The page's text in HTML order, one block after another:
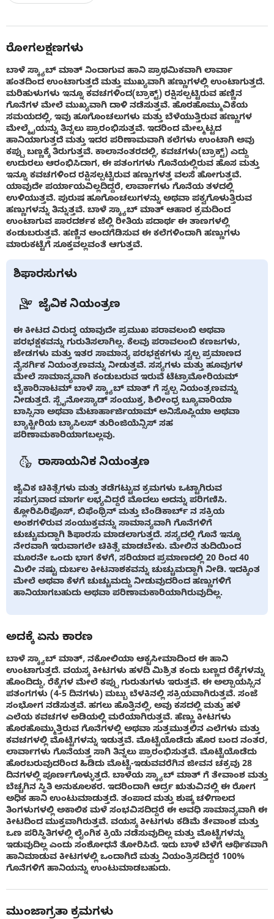
ರೋಗಲಕ್ಷಣಗಳು
ಬಾಳೆ ಸ್ಕ್ಯಾಬ್ ಮಾತ್ ನಿಂದಾಗುವ ಹಾನಿ ಪ್ರಾಥಮಿಕವಾಗಿ ಲಾರ್ವಾ
ಹಂತದಿಂದ ಉಂಟಾಗುತ್ತದೆ ಮತ್ತು ಮುಖ್ಯವಾಗಿ ಹಣ್ಣುಗಳಲ್ಲಿ ಉಂಟಾಗುತ್ತದೆ.
ಮರಿಹುಳುಗಳು ಇನ್ನೂ ಕವಚಗಳಿಂದ(ಬ್ರಾಕ್ಟ್) ರಕ್ಷಿಸಲ್ಪಟ್ಟಿರುವ ಹಣ್ಣಿನ
ಗೊನೆಗಳ ಮೇಲೆ ಮುಖ್ಯವಾಗಿ ದಾಳಿ ನಡೆಸುತ್ತವೆ. ಹೊರಹೊಮ್ಮುವಿಕೆಯ
ಸಮಯದಲ್ಲಿ, ಇವು ಹೂಗೊಂಚಲುಗಳು ಮತ್ತು ಬೆಳೆಯುತ್ತಿರುವ ಹಣ್ಣುಗಳ
ಮೇಲ್ಮೈಯನ್ನು ತಿನ್ನಲು ಪ್ರಾರಂಭಿಸುತ್ತವೆ. ಇದರಿಂದ ಮೇಲ್ಮಟ್ಟದ
ಹಾನಿಯಾಗುತ್ತದೆ ಮತ್ತು ಇದರ ಪರಿಣಾಮವಾಗಿ ಕಲೆಗಳು ಉಂಟಾಗಿ ಅವು
ಕಪ್ಪು ಬಣ್ಣಕ್ಕೆ ತಿರುಗುತ್ತವೆ. ಕಾಲಾನಂತರದಲ್ಲಿ, ಕವಚಗಳು(ಬ್ರಾಕ್ಟ್) ಎದ್ದು
ಉದುರಲು ಆರಂಭಿಸಿದಾಗ, ಈ ಪತಂಗಗಳು ಗೊನೆಯಲ್ಲಿರುವ ಹೊಸ ಮತ್ತು
ಇನ್ನೂ ಕವಚಗಳಿಂದ ರಕ್ಷಿಸಲ್ಪಟ್ಟಿರುವ ಹಣ್ಣುಗಳತ್ತ ವಲಸೆ ಹೋಗುತ್ತವೆ.
ಯಾವುದೇ ಪರ್ಯಾಯವಿಲ್ಲದಿದ್ದರೆ, ಲಾರ್ವಾಗಳು ಗೊನೆಯ ತಳದಲ್ಲಿ
ಉಳಿಯುತ್ತವೆ. ಪುರುಷ ಹೂಗೊಂಚಲುಗಳನ್ನು ಅಥವಾ ಪಕ್ವಗೊಳುತ್ತಿರುವ
ಹಣ್ಣುಗಳನ್ನು ತಿನ್ನುತ್ತವೆ. ಬಾಳೆ ಸ್ಕ್ಯಾಬ್ ಮಾತ್ ಆಹಾರ ಕ್ರಮದಿಂದ
ಉಂಟಾಗುವ ಪಾರದರ್ಶಕ ಜೆಲ್ಲಿ ರೀತಿಯ ಪದಾರ್ಥ ಈ ತಾಣಗಳಲ್ಲಿ
ಕಂಡುಬರುತ್ತವೆ. ಹಣ್ಣಿನ ಅಂದಗೆಡಿಸುವ ಈ ಕಲೆಗಳಿಂದಾಗಿ ಹಣ್ಣುಗಳು
ಮಾರುಕಟ್ಟೆಗೆ ಸೂಕ್ತವಲ್ಲವಂತೆ ಆಗುತ್ತವೆ.
ಶಿಫಾರಸುಗಳು
ಜೈವಿಕ ನಿಯಂತ್ರಣ
ಈ ಕೀಟದ ವಿರುದ್ಧ ಯಾವುದೇ ಪ್ರಮುಖ ಪರಾವಲಂಬಿ ಅಥವಾ
ಪರಭಕ್ಷಕವನ್ನು ಗುರುತಿಸಲಾಗಿಲ್ಲ. ಕೆಲವು ಪರಾವಲಂಬಿ ಕಣಜಗಳು,
ಜೇಡಗಳು ಮತ್ತು ಇತರ ಸಾಮಾನ್ಯ ಪರಭಕ್ಷಕಗಳು ಸ್ವಲ್ಪ ಪ್ರಮಾಣದ
ನೈಸರ್ಗಿಕ ನಿಯಂತ್ರಣವನ್ನು ನೀಡುತ್ತವೆ. ಸಸ್ಯಗಳು ಮತ್ತು ಹೂವುಗಳ
ಮೇಲೆ ಸಾಮಾನ್ಯವಾಗಿ ಕಂಡುಬರುವ ಇರುವೆ ಟೆಟ್ರಾಮೋರಿಯಮ್
ಬೈಕಾರಿನಾಟಮ್ ಬಾಳೆ ಸ್ಕ್ಯಾಬ್ ಮಾತ್ ಗೆ ಸ್ವಲ್ಪ ನಿಯಂತ್ರಣವನ್ನು
ನೀಡುತ್ತದೆ. ಸ್ಪೈನೋಸ್ಯಾಡ್ ಸಂಯುಕ್ತ, ಶಿಲೀಂಧ್ರ ಬ್ಯೂವಾರಿಯಾ
ಬಾಸ್ಸಿನಾ ಅಥವಾ ಮೆಟಾರ್ಹಾರ್ಜಿಯಾಮ್ ಅನಿಸೊಪ್ಲಿಯಾ ಅಥವಾ
ಬ್ಯಾಕ್ಟೀರಿಯ ಬ್ಯಾಸಿಲಸ್ ತುರಿಂಜಿಯೆನ್ಸಿಸ್ ಸಹ
ಪರಿಣಾಮಕಾರಿಯಾಗಬಲ್ಲವು.
ರಾಸಾಯನಿಕ ನಿಯಂತ್ರಣ
ಜೈವಿಕ ಚಿಕಿತ್ಸೆಗಳು ಮತ್ತು ತಡೆಗಟ್ಟುವ ಕ್ರಮಗಳು ಒಟ್ಟಾಗಿರುವ
ಸಮಗ್ರವಾದ ಮಾರ್ಗ ಲಭ್ಯವಿದ್ದರೆ ಮೊದಲು ಅದನ್ನು ಪರಿಗಣಿಸಿ.
ಕ್ಲೋರಿಪಿರಿಫೊಸ್, ಬಿಫೆಂಥ್ರಿನ್ ಮತ್ತು ಬೆಂಡಿಕಾರ್ಬ್ ನ ಸಕ್ರಿಯ
ಅಂಶಗಳಿರುವ ಸಂಯುಕ್ತವನ್ನು ಸಾಮಾನ್ಯವಾಗಿ ಗೊನೆಗಳಿಗೆ
ಚುಚ್ಚುಮದ್ದಾಗಿ ಶಿಫಾರಸು ಮಾಡಲಾಗುತ್ತದೆ. ಸಸ್ಯದಲ್ಲಿ ಗೊನೆ ಇನ್ನೂ
ನೇರವಾಗಿ ಇರುವಾಗಲೇ ಚಿಕಿತ್ಸೆ ಮಾಡಬೇಕು. ಮೇಲಿನ ತುದಿಯಿಂದ
ಮೂರನೇ ಒಂದು ಭಾಗ ಕೆಳಗೆ, ಸರಿಯಾದ ಪ್ರಮಾಣದಲ್ಲಿ 20 ರಿಂದ 40
ಮಿಲೀ ನಷ್ಟು ದುರ್ಬಲ ಕೀಟನಾಶಕವನ್ನು ಚುಚ್ಚುಮದ್ದಾಗಿ ನೀಡಿ. ಇದಕ್ಕಿಂತ
ಮೇಲೆ ಅಥವಾ ಕೆಳಗೆ ಚುಚ್ಚುಮದ್ದು ನೀಡುವುದರಿಂದ ಹಣ್ಣುಗಳಿಗೆ
ಹಾನಿಯಾಗಬಹುದು ಅಥವಾ ಪರಿಣಾಮಕಾರಿಯಾಗಿರುವುದಿಲ್ಲ.
ಅದಕ್ಕೆ ಏನು ಕಾರಣ
ಬಾಳೆ ಸ್ಕ್ಯಾಬ್ ಮಾತ್, ನಕೋಲಿಯಾ ಆಕ್ಟಸೀಮಾದಿಂದ ಈ ಹಾನಿ
ಉಂಟಾಗುತ್ತದೆ. ವಯಸ್ಕ ಕೀಟಗಳು ಹಳದಿ ಮಿಶ್ರಿತ ಕಂದು ಬಣ್ಣದ ರೆಕ್ಕೆಗಳನ್ನು
ಹೊಂದಿದ್ದು, ರೆಕ್ಕೆಗಳ ಮೇಲೆ ಕಪ್ಪು ಗುರುತುಗಳು ಇರುತ್ತವೆ. ಈ ಅಲ್ಪಾಯಸ್ಸಿನ
ಪತಂಗಗಳು (4-5 ದಿನಗಳು) ಮಬ್ಬು ಬೆಳಕಿನಲ್ಲಿ ಸಕ್ರಿಯವಾಗಿರುತ್ತವೆ. ಸಂಜೆ
ಸಂಭೋಗ ನಡೆಸುತ್ತವೆ. ಹಗಲು ಹೊತ್ತಿನಲ್ಲಿ, ಅವು ಕಸದಲ್ಲಿ ಮತ್ತು ಹಳೆ
ಎಲೆಯ ಕವಚಗಳ ಅಡಿಯಲ್ಲಿ ಮರೆಯಾಗಿರುತ್ತವೆ. ಹೆಣ್ಣು ಕೀಟಗಳು
ಹೊರಹೊಮ್ಮುತ್ತಿರುವ ಗೊನೆಗಳಲ್ಲಿ ಅಥವಾ ಸುತ್ತಮುತ್ತಲಿನ ಎಲೆಗಳು ಮತ್ತು
ಕವಚಗಳಲ್ಲಿ ಮೊಟ್ಟೆಗಳನ್ನು ಇಡುತ್ತವೆ. ಮೊಟ್ಟೆಯೊಡೆದು ಹೊರ ಬಂದ ನಂತರ,
ಲಾರ್ವಾಗಳು ಗೊನೆಯತ್ತ ಸಾಗಿ ತಿನ್ನಲು ಪ್ರಾರಂಭಿಸುತ್ತವೆ. ಮೊಟ್ಟೆಯೊಡೆದು
ಹೊರಬರುವುದರಿಂದ ಹಿಡಿದು ಮೊಟ್ಟೆ-ಇಡುವವರೆಗಿನ ಜೀವನ ಚಕ್ರವು 28
ದಿನಗಳಲ್ಲಿ ಪೂರ್ಣಗೊಳ್ಳುತ್ತದೆ. ಬಾಳೆಯ ಸ್ಕ್ಯಾಬ್ ಮಾತ್ ಗೆ ತೇವಾಂಶ ಮತ್ತು
ಬೆಚ್ಚಗಿನ ಸ್ಥಿತಿ ಅನುಕೂಲಕರ. ಇದರಿಂದಾಗಿ ಆರ್ದ್ರ ಋತುವಿನಲ್ಲಿ ಈ ರೋಗ
ಅಧಿಕ ಹಾನಿ ಉಂಟುಮಾಡುತ್ತದೆ. ತಂಪಾದ ಮತ್ತು ಶುಷ್ಕ ಚಳಿಗಾಲದ
ತಿಂಗಳುಗಳಲ್ಲಿ ಅಕಾಲಿಕ ಮಳೆ ಸಂಭವಿಸದಿದ್ದರೆ ಈ ಅವಧಿ ಸಾಮಾನ್ಯವಾಗಿ ಈ
ಕೀಟದಿಂದ ಮುಕ್ತವಾಗಿರುತ್ತವೆ. ವಯಸ್ಕ ಕೀಟಗಳು ಕಡಿಮೆ ತೇವಾಂಶ ಮತ್ತು
ಒಣ ಪರಿಸ್ಥಿತಿಗಳಲ್ಲಿ ಲೈಂಗಿಕ ಕ್ರಿಯೆ ನಡೆಸುವುದಿಲ್ಲ ಮತ್ತು ಮೊಟ್ಟೆಗಳನ್ನು
ಇಡುವುದಿಲ್ಲ ಎಂದು ಸಂಶೋಧನೆ ತೋರಿಸಿದೆ. ಇದು ಬಾಳೆ ಬೆಳೆಗೆ ಆರ್ಥಿಕವಾಗಿ
ಹಾನಿಮಾಡುವ ಕೀಟಗಳಲ್ಲಿ ಒಂದಾಗಿದೆ ಮತ್ತು ನಿಯಂತ್ರಿಸದಿದ್ದರೆ 100%
ಗೊನೆಗಳಿಗೆ ಹಾನಿಯನ್ನು ಉಂಟುಮಾಡಬಹುದು.
ಮುಂಜಾಗ್ರತಾ ಕ್ರಮಗಳು